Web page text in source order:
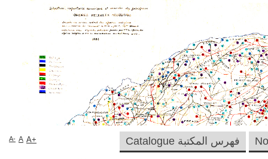
Catalogue فهرس المكتبة A- A A+